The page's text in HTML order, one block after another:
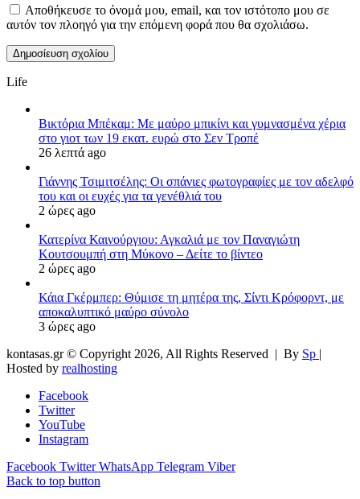
Αποθήκευσε το όνομά μου, email, και τον ιστότοπο μου σε
αυτόν τον πλοηγό για την επόμενη φορά που θα σχολιάσω.
Life
Βικτόρια Μπέκαμ: Με μαύρο μπικίνι και γυμνασμένα χέρια
στο γιοτ των 19 εκατ. ευρώ στο Σεν Τροπέ
26 λεπτά ago
Γιάννης Τσιμιτσέλης: Οι σπάνιες φωτογραφίες με τον αδελφό
του και οι ευχές για τα γενέθλιά του
2 ώρες ago
Κατερίνα Καινούργιου: Αγκαλιά με τον Παναγιώτη
Κουτσουμπή στη Μύκονο – Δείτε το βίντεο
2 ώρες ago
Κάια Γκέρμπερ: Θύμισε τη μητέρα της, Σίντι Κρόφορντ, με
αποκαλυπτικό μαύρο σύνολο
3 ώρες ago
kontasas.gr © Copyright 2026, All Rights Reserved | By Sp |
Hosted by realhosting
Facebook
Twitter
YouTube
Instagram
Facebook Twitter WhatsApp Telegram Viber
Back to top button